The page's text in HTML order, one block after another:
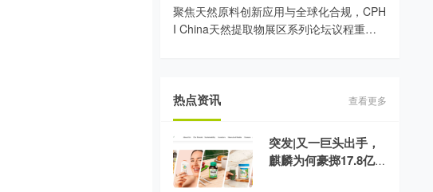
聚焦天然原料创新应用与全球化合规，CPH
I China天然提取物展区系列论坛议程重磅
热点资讯 查看更多
突发|又一巨头出手，
麒麟为何豪掷17.8亿美